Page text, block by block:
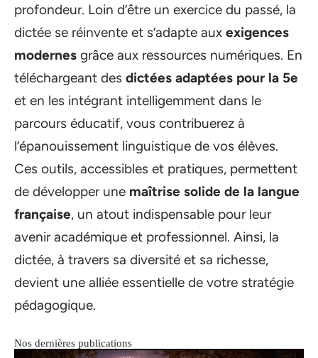
profondeur. Loin d’être un exercice du passé, la
dictée se réinvente et s’adapte aux exigences
modernes grâce aux ressources numériques. En
téléchargeant des dictées adaptées pour la 5e
et en les intégrant intelligemment dans le
parcours éducatif, vous contribuerez à
l’épanouissement linguistique de vos élèves.
Ces outils, accessibles et pratiques, permettent
de développer une maîtrise solide de la langue
française, un atout indispensable pour leur
avenir académique et professionnel. Ainsi, la
dictée, à travers sa diversité et sa richesse,
devient une alliée essentielle de votre stratégie
pédagogique.
Nos dernières publications